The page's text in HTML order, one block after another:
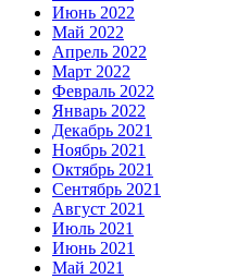
Июнь 2022
Май 2022
Апрель 2022
Март 2022
Февраль 2022
Январь 2022
Декабрь 2021
Ноябрь 2021
Октябрь 2021
Сентябрь 2021
Август 2021
Июль 2021
Июнь 2021
Май 2021